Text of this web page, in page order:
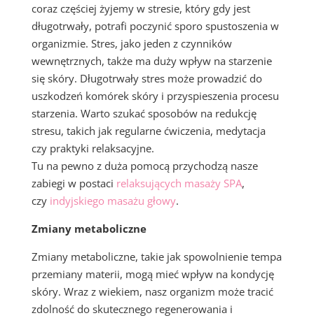
coraz częściej żyjemy w stresie, który gdy jest
długotrwały, potrafi poczynić sporo spustoszenia w
organizmie. Stres, jako jeden z czynników
wewnętrznych, także ma duży wpływ na starzenie
się skóry. Długotrwały stres może prowadzić do
uszkodzeń komórek skóry i przyspieszenia procesu
starzenia. Warto szukać sposobów na redukcję
stresu, takich jak regularne ćwiczenia, medytacja
czy praktyki relaksacyjne.
Tu na pewno z duża pomocą przychodzą nasze
zabiegi w postaci relaksujących masaży SPA,
czy indyjskiego masażu głowy.
Zmiany metaboliczne
Zmiany metaboliczne, takie jak spowolnienie tempa
przemiany materii, mogą mieć wpływ na kondycję
skóry. Wraz z wiekiem, nasz organizm może tracić
zdolność do skutecznego regenerowania i